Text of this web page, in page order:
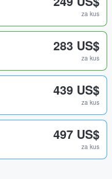
za kus
283 US$
za kus
439 US$
za kus
497 US$
za kus